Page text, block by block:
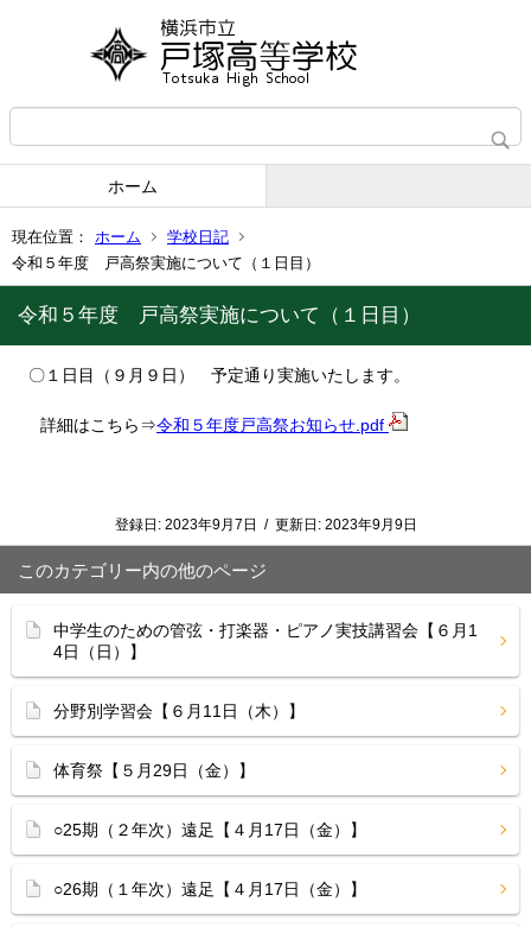
ホーム
現在位置： ホーム
学校日記
令和５年度 戸高祭実施について（１日目）
令和５年度 戸高祭実施について（１日目）
〇 １日目（９月９日） 予定通り実施いたします。
詳細はこちら⇒令和５年度戸高祭お知らせ.pdf
登録日: 2023年9月7日 / 更新日: 2023年9月9日
このカテゴリー内の他のページ
中学生のための管弦・打楽器・ピアノ実技講習会【６月1
4日（日）】
分野別学習会【６月11日（木）】
体育祭【５月29日（金）】
○25期（２年次）遠足【４月17日（金）】
○26期（１年次）遠足【４月17日（金）】